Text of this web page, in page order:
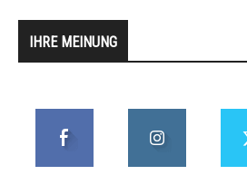
IHRE MEINUNG